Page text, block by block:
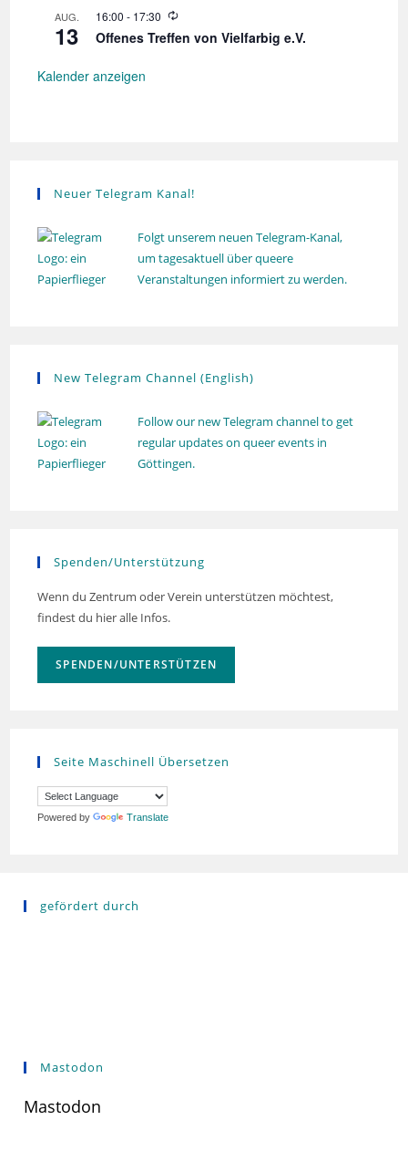
ge
r
AUG.
13
16:00 - 17:30
W
e
Offenes Treffen von Vielfarbig e.V.
Kalender anzeigen
Neuer Telegram Kanal!
Folgt unserem neuen Telegram-Kanal,
um tagesaktuell über queere
Veranstaltungen informiert zu werden.
New Telegram Channel (English)
Follow our new Telegram channel to get
regular updates on queer events in
Göttingen.
Spenden/Unterstützung
Wenn du Zentrum oder Verein unterstützen möchtest,
findest du hier alle Infos.
SPENDEN/UNTERSTÜTZEN
Seite Maschinell Übersetzen
Powered by Translate
gefördert durch
Mastodon
Mastodon